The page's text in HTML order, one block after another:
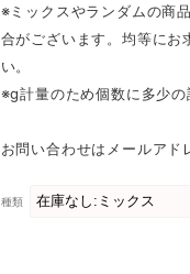
※ミックスやランダムの商
合がございます。均等にお
い。
※g計量のため個数に多少の
お問い合わせはメールア
種類